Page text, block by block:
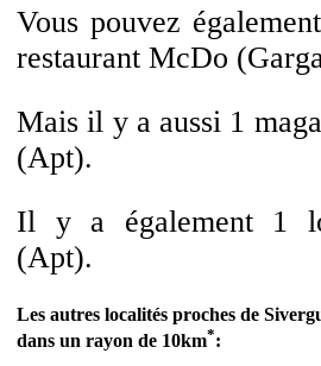
Vous pouvez
restaurant McDo
Mais il y a aussi 1
(Apt).
Il y a également 1
(Apt).
Les autres localités proches de
dans un rayon de 10km*: